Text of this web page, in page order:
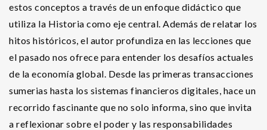
estos conceptos a través de un enfoque didáctico que
utiliza la Historia como eje central. Además de relatar los
hitos históricos, el autor profundiza en las lecciones que
el pasado nos ofrece para entender los desafíos actuales
de la economía global. Desde las primeras transacciones
sumerias hasta los sistemas financieros digitales, hace un
recorrido fascinante que no solo informa, sino que invita
a reflexionar sobre el poder y las responsabilidades